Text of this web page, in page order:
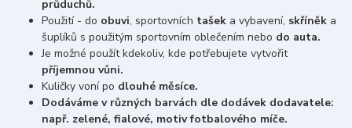
průduchů.
Použití - do obuvi, sportovních tašek a vybavení, skříněk a
šuplíků s použitým sportovním oblečením nebo do auta.
Je možné použít kdekoliv, kde potřebujete vytvořit
příjemnou vůni.
Kuličky voní po dlouhé měsíce.
Dodáváme v různých barvách dle dodávek dodavatele:
např. zelené, fialové, motiv fotbalového míče.